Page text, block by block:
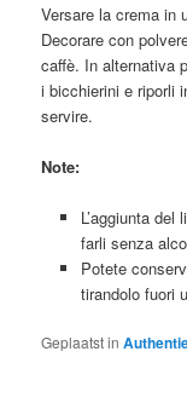
Versare la crema in
Decorare con
caffè. In alternativa
i bicchierini e riporli
servire.
Note:
L’aggiunta
farli senza
Potete
tirandolo fuori
Geplaatst in